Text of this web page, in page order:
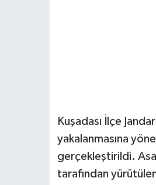
Kuşadası İlçe
yakalanmasına
gerçekleştirildi.
tarafından